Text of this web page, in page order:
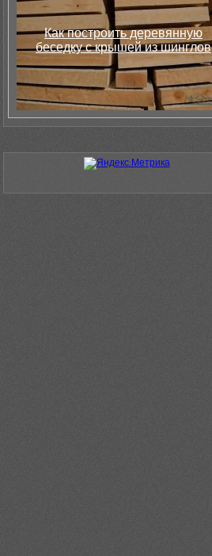
Как построить деревянную
беседку с крышей из шинглов